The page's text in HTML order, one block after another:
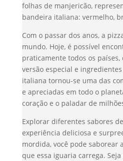
folhas de manjericão,
bandeira italiana: vermelho,
Com o passar dos anos, a
mundo. Hoje, é possível
praticamente todos os países,
versão especial e
italiana tornou-se uma das
e apreciadas em todo o
coração e o paladar de
Explorar diferentes sabores
experiência deliciosa e
mordida, você pode saborear
que essa iguaria carrega.